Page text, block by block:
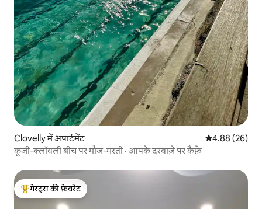
Clovelly में अपार्टमेंट औसत रेटिंग 5 में
4.88 (26)
कूजी-क्लॉवली बीच पर मौज-मस्ती · आपके दरवाज़े पर कैफ़े
गेस्ट्स का टॉप फ़ेवरेट
गेस्ट्स की फ़ेवरेट